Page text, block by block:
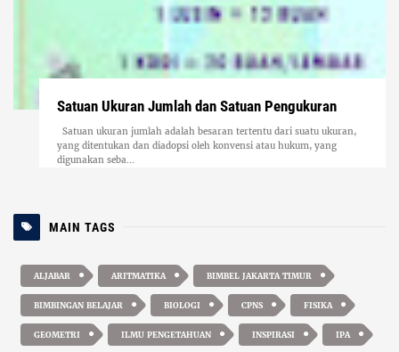
Satuan Ukuran Jumlah dan Satuan Pengukuran
Satuan ukuran jumlah adalah besaran tertentu dari suatu ukuran,
yang ditentukan dan diadopsi oleh konvensi atau hukum, yang
digunakan seba...
MAIN TAGS
ALJABAR ARITMATIKA BIMBEL JAKARTA TIMUR
BIMBINGAN BELAJAR BIOLOGI CPNS FISIKA
GEOMETRI ILMU PENGETAHUAN INSPIRASI IPA